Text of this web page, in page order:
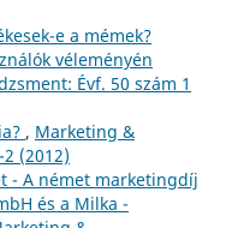
e a mémek?
véleményén
Évf. 50 szám 1
, Marketing &
(2012)
- A német marketingdíj
és a Milka -